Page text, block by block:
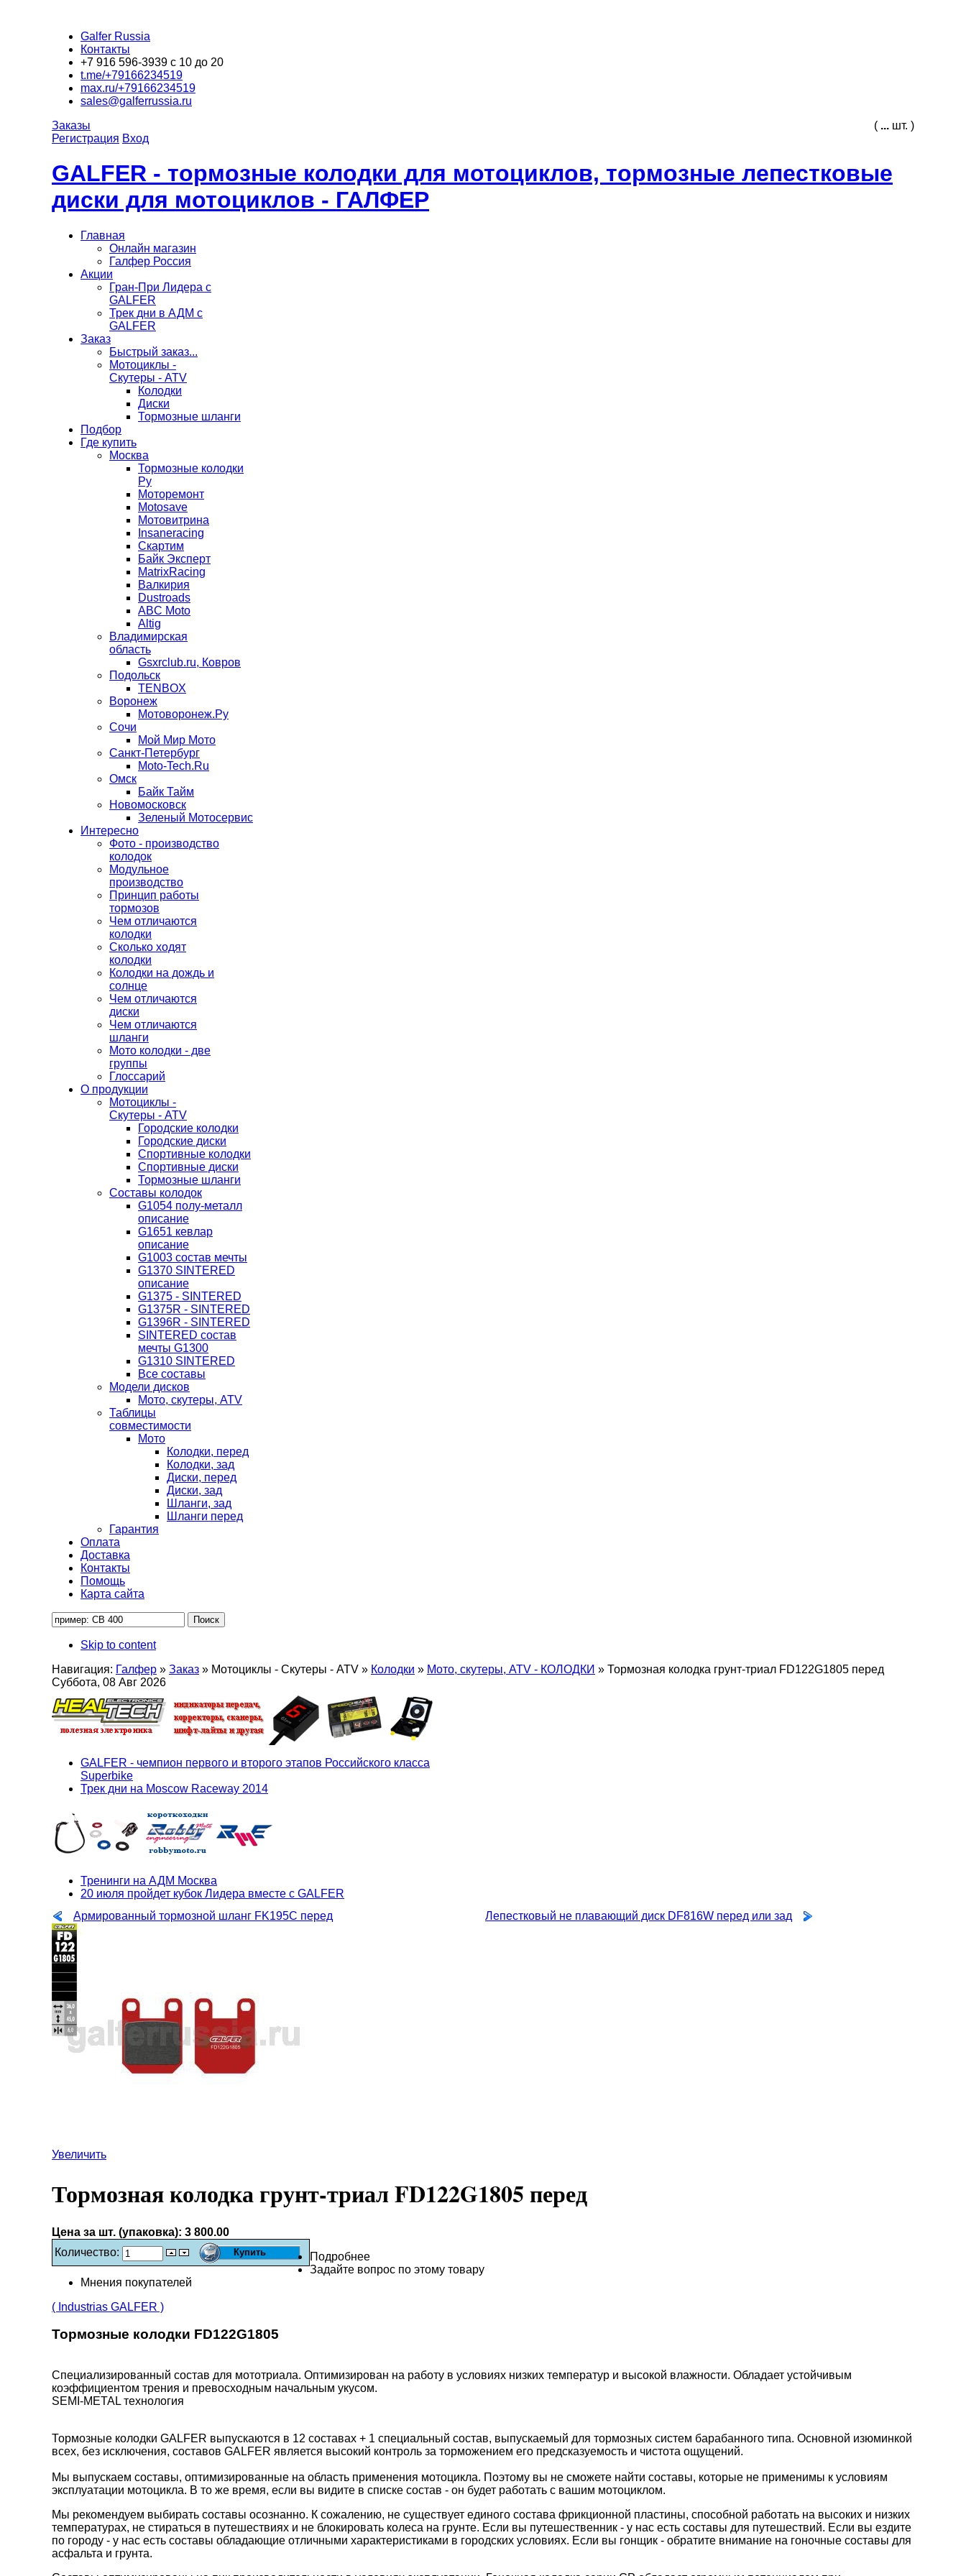
Galfer Russia
Контакты
+7 916 596-3939 с 10 до 20
t.me/+79166234519
max.ru/+79166234519
sales@galferrussia.ru
( ... шт. )
Заказы
Регистрация Вход
GALFER - тормозные колодки для мотоциклов, тормозные лепестковые
диски для мотоциклов - ГАЛФЕР
Главная
Онлайн магазин
Галфер Россия
Акции
Гран-При Лидера c
GALFER
Трек дни в АДМ с
GALFER
Заказ
Быстрый заказ...
Мотоциклы -
Скутеры - ATV
Колодки
Диски
Тормозные шланги
Подбор
Где купить
Москва
Тормозные колодки
Ру
Моторемонт
Motosave
Мотовитрина
Insaneracing
Скартим
Байк Эксперт
MatrixRacing
Валкирия
Dustroads
ABC Moto
Altig
Владимирская
область
Gsxrclub.ru, Ковров
Подольск
TENBOX
Воронеж
Мотоворонеж.Ру
Сочи
Мой Мир Мото
Санкт-Петербург
Moto-Tech.Ru
Омск
Байк Тайм
Новомосковск
Зеленый Мотосервис
Интересно
Фото - производство
колодок
Модульное
производство
Принцип работы
тормозов
Чем отличаются
колодки
Сколько ходят
колодки
Колодки на дождь и
солнце
Чем отличаются
диски
Чем отличаются
шланги
Мото колодки - две
группы
Глоссарий
О продукции
Мотоциклы -
Скутеры - ATV
Городские колодки
Городские диски
Спортивные колодки
Спортивные диски
Тормозные шланги
Составы колодок
G1054 полу-металл
описание
G1651 кевлар
описание
G1003 состав мечты
G1370 SINTERED
описание
G1375 - SINTERED
G1375R - SINTERED
G1396R - SINTERED
SINTERED состав
мечты G1300
G1310 SINTERED
Все составы
Модели дисков
Мото, скутеры, ATV
Таблицы
совместимости
Мото
Колодки, перед
Колодки, зад
Диски, перед
Диски, зад
Шланги, зад
Шланги перед
Гарантия
Оплата
Доставка
Контакты
Помощь
Карта сайта
Skip to content
Навигация: Галфер » Заказ » Мотоциклы - Скутеры - ATV » Колодки » Мото, скутеры, ATV - КОЛОДКИ » Тормозная колодка грунт-триал FD122G1805 перед
Суббота, 08 Авг 2026
GALFER - чемпион первого и второго этапов Российского класса
Superbike
Трек дни на Moscow Raceway 2014
Тренинги на АДМ Москва
20 июля пройдет кубок Лидера вместе с GALFER
Армированный тормозной шланг FK195C перед
Лепестковый не плавающий диск DF816W перед или зад
Увеличить
Тормозная колодка грунт-триал FD122G1805 перед
Цена за шт. (упаковка): 3 800.00
Количество:
Подробнее
Задайте вопрос по этому товару
Мнения покупателей
( Industrias GALFER )
Тормозные колодки FD122G1805
Специализированный состав для мототриала. Оптимизирован на работу в условиях низких температур и высокой влажности. Обладает устойчивым
коэффициентом трения и превосходным начальным укусом.
SEMI-METAL технология
Тормозные колодки GALFER выпускаются в 12 составах + 1 специальный состав, выпускаемый для тормозных систем барабанного типа. Основной изюминкой
всех, без исключения, составов GALFER является высокий контроль за торможением его предсказуемость и чистота ощущений.
Мы выпускаем составы, оптимизированные на область применения мотоцикла. Поэтому вы не сможете найти составы, которые не применимы к условиям
эксплуатации мотоцикла. В то же время, если вы видите в списке состав - он будет работать с вашим мотоциклом.
Мы рекомендуем выбирать составы осознанно. К сожалению, не существует единого состава фрикционной пластины, способной работать на высоких и низких
температурах, не стираться в путешествиях и не блокировать колеса на грунте. Если вы путешественник - у нас есть составы для путешествий. Если вы ездите
по городу - у нас есть составы обладающие отличными характеристиками в городских условиях. Если вы гонщик - обратите внимание на гоночные составы для
асфальта и грунта.